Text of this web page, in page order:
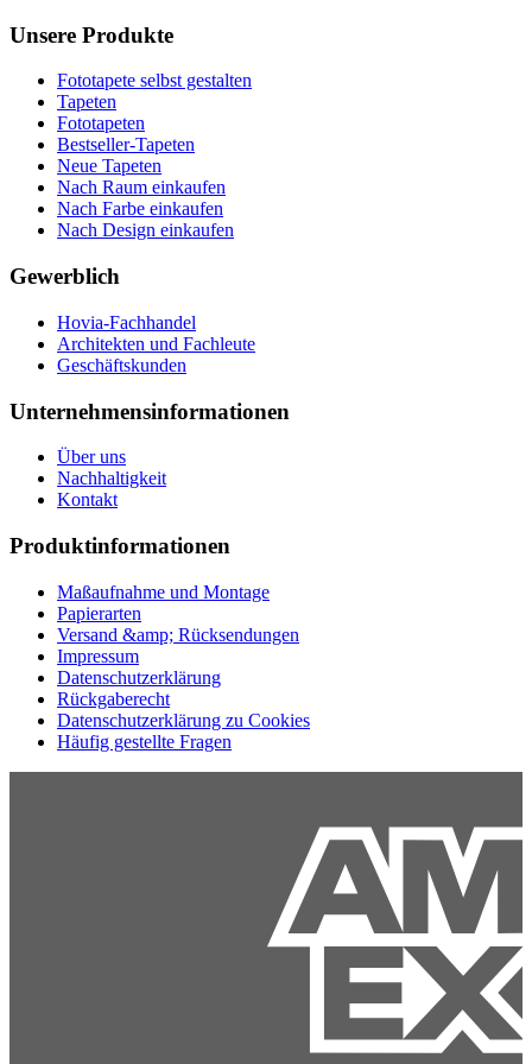
Unsere Produkte
Fototapete selbst gestalten
Tapeten
Fototapeten
Bestseller-Tapeten
Neue Tapeten
Nach Raum einkaufen
Nach Farbe einkaufen
Nach Design einkaufen
Gewerblich
Hovia-Fachhandel
Architekten und Fachleute
Geschäftskunden
Unternehmensinformationen
Über uns
Nachhaltigkeit
Kontakt
Produktinformationen
Maßaufnahme und Montage
Papierarten
Versand &amp; Rücksendungen
Impressum
Datenschutzerklärung
Rückgaberecht
Datenschutzerklärung zu Cookies
Häufig gestellte Fragen